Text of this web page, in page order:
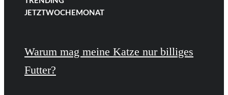
JETZTWOCHE MONAT
Warum mag meine Katze nur billiges
Futter?